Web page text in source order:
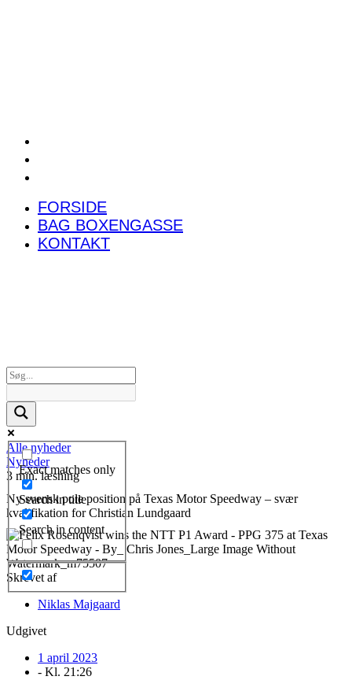
FORSIDE
BAG BOXENGASSE
KONTAKT
Exact matches only
Search in title
Search in content
Alle nyheder
Nyheder
3 min. læsning
Ny svensk pole position på Texas Motor Speedway – svær
kvalifikation for Christian Lundgaard
Skrevet af
Niklas Majgaard
Udgivet
1 april 2023
- Kl. 21:26